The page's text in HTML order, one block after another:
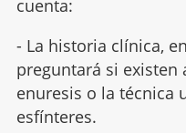
cuenta:
- La historia clínica,
preguntará si existen
enuresis o la técnica
esfínteres.